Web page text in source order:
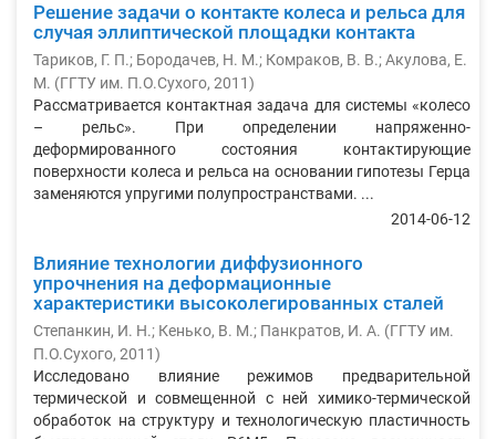
Решение задачи о контакте колеса и рельса для
случая эллиптической площадки контакта
Тариков, Г. П.; Бородачев, Н. М.; Комраков, В. В.;Акулова, Е.
М. (ГГТУ им. П.О.Сухого, 2011)
Рассматривается контактная задача для системы «колесо
– рельс». При определении напряженно-
деформированного состояния контактирующие
поверхности колеса и рельса на основании гипотезы Герца
заменяются упругими полупространствами. ...
2014-06-12
Влияние технологии диффузионного
упрочнения на деформационные
характеристики высоколегированных сталей
Степанкин, И. Н.; Кенько, В. М.; Панкратов, И. А. (ГГТУ им.
П.О.Сухого, 2011)
Исследовано влияние режимов предварительной
термической и совмещенной с ней химико-термической
обработок на структуру и технологическую пластичность